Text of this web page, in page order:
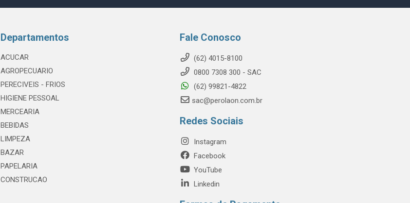
Departamentos
ACUCAR
AGROPECUARIO
PERECIVEIS - FRIOS
HIGIENE PESSOAL
MERCEARIA
BEBIDAS
LIMPEZA
BAZAR
PAPELARIA
CONSTRUCAO
Fale Conosco
(62) 4015-8100
0800 7308 300 - SAC
(62) 99821-4822
sac@perolaon.com.br
Redes Sociais
Instagram
Facebook
YouTube
Linkedin